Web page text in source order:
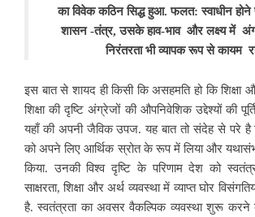
का विवेक कठिन सिद्ध हुआ. फलत: स्वाधीन होने
शासन -तंत्र, उसके हाव-भाव और लक्ष्य में
निरंतरता भी व्यापक रूप से कायम
इस बात से शायद ही किसी कि असहमति हो कि शिक्षा
शिक्षा की दृष्टि अंग्रेजों की औपनिवेशिक उद्देश्यों की
यहाँ की अपनी जैविक उपज.यह बात तो संदेह से परे
को अपने लिए आर्थिक स्रोत के रूप में लिया और
किया. उनकी विश्व दृष्टि के परिणाम देश को
साक्षरता, शिक्षा और अर्थ व्यवस्था में व्याप्त घोर
है. स्वतंत्रता का अवसर वैकल्पिक व्यवस्था शुरू करने